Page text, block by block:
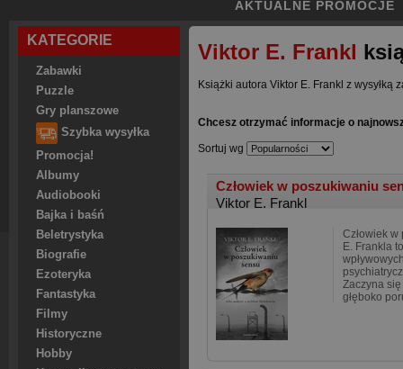
AKTUALNE PROMOCJE
KATEGORIE
Zabawki
Puzzle
Gry planszowe
Szybka wysyłka
Promocja!
Albumy
Audiobooki
Bajka i baśń
Beletrystyka
Biografie
Ezoteryka
Fantastyka
Filmy
Historyczne
Hobby
Viktor E. Frankl
Książki autora Viktor E. Frankl z wysyłką
Chcesz otrzymać informacje o
Sortuj wg
Człowiek w poszukiwaniu
Viktor E. Frankl
Człowiek
E. Frankla
Zaczyna
głęboko